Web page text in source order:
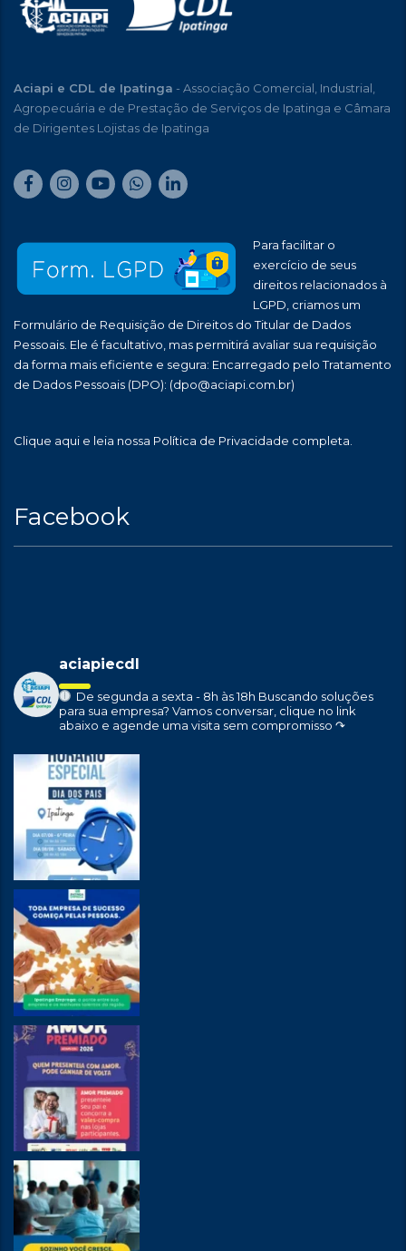
Aciapi e CDL de Ipatinga - Associação Comercial, Industrial,
Agropecuária e de Prestação de Serviços de Ipatinga e Câmara
de Dirigentes Lojistas de Ipatinga
Para facilitar o
exercício de seus
direitos relacionados à
LGPD, criamos um
Formulário de Requisição de Direitos do Titular de Dados
Pessoais. Ele é facultativo, mas permitirá avaliar sua requisição
da forma mais eficiente e segura: Encarregado pelo Tratamento
de Dados Pessoais (DPO): (dpo@aciapi.com.br)
Clique aqui e leia nossa Política de Privacidade completa.
Facebook
aciapiecdl
De segunda a sexta - 8h às 18h Buscando soluções
para sua empresa? Vamos conversar, clique no link
abaixo e agende uma visita sem compromisso ↷